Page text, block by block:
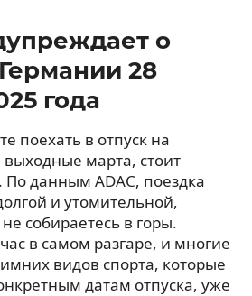
о
28
года
поехать в отпуск на
марта, стоит
данным ADAC, поездка
и утомительной,
собираетесь в горы.
в самом разгаре, и многие
видов спорта, которые
датам отпуска, уже